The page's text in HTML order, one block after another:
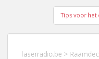
Tips voor het
laserradio.be >